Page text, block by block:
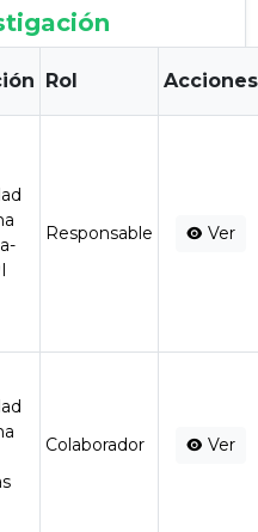
Rol Acciones
Responsable Ver
Colaborador Ver